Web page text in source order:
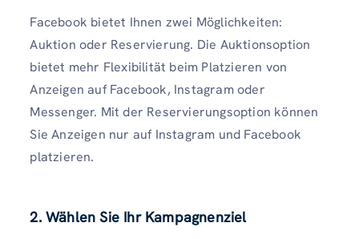
Facebook bietet Ihnen zwei Möglichkeiten:
Auktion oder Reservierung. Die Auktionsoption
bietet mehr Flexibilität beim Platzieren von
Anzeigen auf Facebook, Instagram oder
Messenger. Mit der Reservierungsoption können
Sie Anzeigen nur auf Instagram und Facebook
platzieren.
2. Wählen Sie Ihr Kampagnenziel